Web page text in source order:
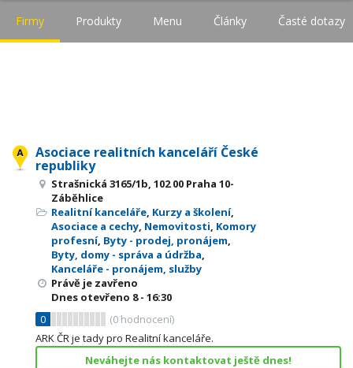
Firmy Produkty Menu Články Časté dotazy
Asociace realitních kanceláří České
republiky
Strašnická 3165/1b, 102 00 Praha 10-
Záběhlice
Realitní kanceláře, Kurzy a školení,
Asociace a cechy, Nemovitosti, Komory
profesní, Byty - prodej, pronájem,
Byty, domy - správa a údržba,
Kanceláře - pronájem, služby
Právě je zavřeno
Dnes otevřeno 8 - 16:30
0
(0 hodnocení)
ARK ČR je tady pro Realitní kanceláře.
Neváhejte nás kontaktovat ještě dnes!